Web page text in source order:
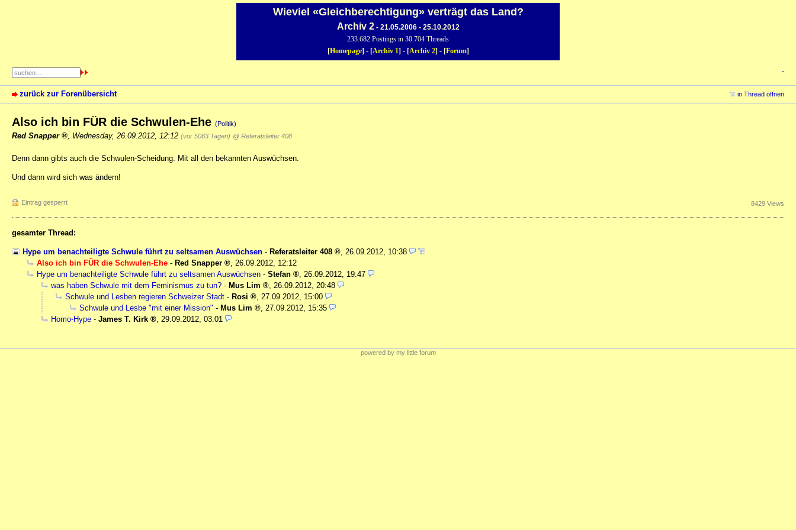
Wieviel «Gleichberechtigung» verträgt das Land?
Archiv 2- 21.05.2006 - 25.10.2012
233.682 Postings in 30.704 Threads
[Homepage] - [Archiv 1] - [Archiv 2] - [Forum]
-
zurück zur Forenübersicht in Thread öffnen
Also ich bin FÜR die Schwulen-Ehe (Politik)
Red Snapper Wednesday, 26.09.2012, 12:12 (vor 5063 Tagen) @ Referatsleiter 408
Denn dann gibts auch die Schwulen-Scheidung. Mit all den bekannten Auswüchsen.
Und dann wird sich was ändern!
Eintrag gesperrt 8429 Views
gesamter Thread:
Hype um benachteiligte Schwule führt zu seltsamen Auswüchsen - Referatsleiter 408 , 26.09.2012, 10:38
Also ich bin FÜR die Schwulen-Ehe - Red Snapper , 26.09.2012, 12:12
Hype um benachteiligte Schwule führt zu seltsamen Auswüchsen - Stefan , 26.09.2012, 19:47
was haben Schwule mit dem Feminismus zu tun? - Mus Lim , 26.09.2012, 20:48
Schwule und Lesben regieren Schweizer Stadt - Rosi , 27.09.2012, 15:00
Schwule und Lesbe "mit einer Mission" - Mus Lim , 27.09.2012, 15:35
Homo-Hype - James T. Kirk , 29.09.2012, 03:01
powered by my little forum